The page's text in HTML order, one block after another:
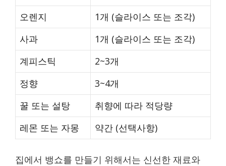
오렌지
1개 (슬라이스 또는 조각)
사과
1개 (슬라이스 또는 조각)
계피스틱
2~3개
정향
3~4개
꿀 또는 설탕
취향에 따라 적당량
레몬 또는 자몽
약간 (선택사항)
집에서 뱅쇼를 만들기 위해서는 신선한 재료와